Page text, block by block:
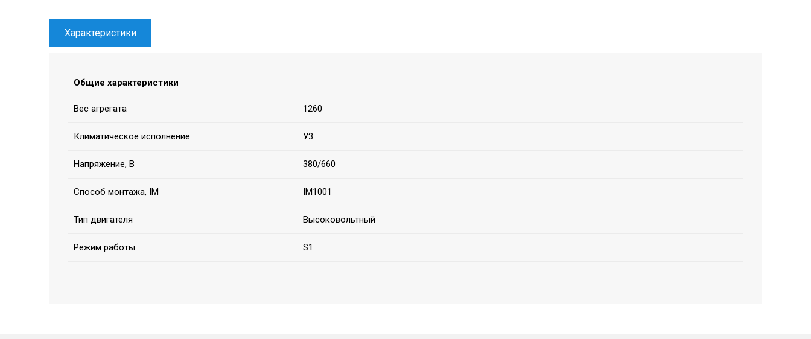
Характеристики
Общие характеристики
Вес агрегата 1260
Климатическое исполнение У3
Напряжение, В 380/660
Способ монтажа, IM IM1001
Тип двигателя Высоковольтный
Режим работы S1